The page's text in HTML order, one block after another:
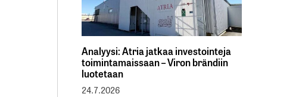
Analyysi: Atria jatkaa investointeja
toimintamaissaan – Viron brändiin
luotetaan
24.7.2026